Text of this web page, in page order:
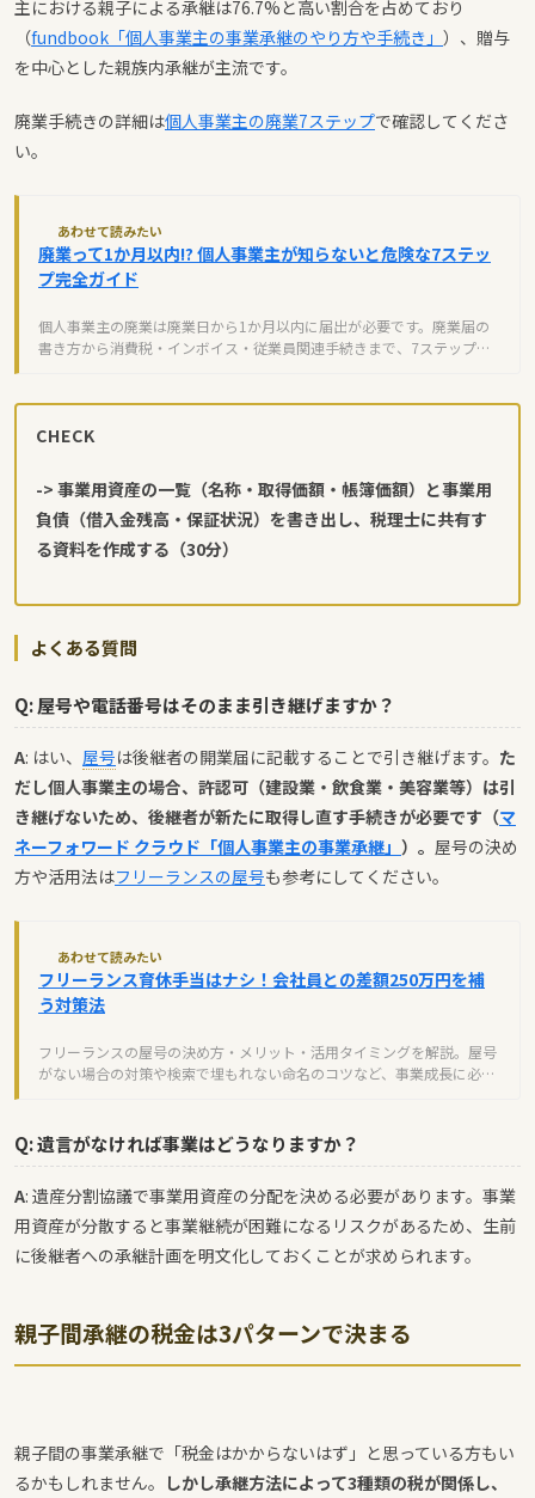
主における親子による承継は76.7%と高い割合を占めており
（fundbook「個人事業主の事業承継のやり方や手続き」 ）、贈与
を中心とした親族内承継が主流です。
廃業手続きの詳細は個人事業主の廃業7ステップで確認してくださ
い。
あわせて読みたい
廃業って1か月以内!? 個人事業主が知らないと危険な7ステッ
プ完全ガイド
個人事業主の廃業は廃業日から1か月以内に届出が必要です。廃業届の
書き方から消費税・インボイス・従業員関連手続きまで、7ステップで
CHECK
-> 事業用資産の一覧（名称・取得価額・帳簿価額）と事業用
負債（借入金残高・保証状況）を書き出し、税理士に共有す
る資料を作成する（30分）
よくある質問
Q: 屋号や電話番号はそのまま引き継げますか？
A: はい、 屋号は後継者の開業届に記載することで引き継げます。 た
だし個人事業主の場合、許認可（建設業・飲食業・美容業等）は引
き継げないため、後継者が新たに取得し直す手続きが必要です（マ
ネーフォワード クラウド「個人事業主の事業承継」 ）。 屋号の決め
方や活用法はフリーランスの屋号も参考にしてください。
あわせて読みたい
フリーランス育休手当はナシ！会社員との差額250万円を補
う対策法
フリーランスの屋号の決め方・メリット・活用タイミングを解説。屋号
がない場合の対策や検索で埋もれない命名のコツなど、事業成長に必要
Q: 遺言がなければ事業はどうなりますか？
A: 遺産分割協議で事業用資産の分配を決める必要があります。事業
用資産が分散すると事業継続が困難になるリスクがあるため、生前
に後継者への承継計画を明文化しておくことが求められます。
親子間承継の税金は3パターンで決まる
親子間の事業承継で「税金はかからないはず」と思っている方もい
るかもしれません。 しかし承継方法によって3種類の税が関係し、